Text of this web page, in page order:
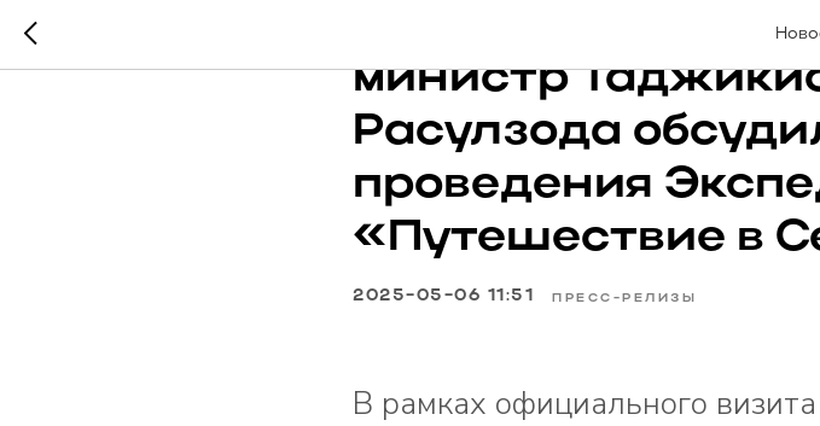
Ислам
министр
Расулзода
проведения
«Путешествие в
2025-05-06 11:51 ПРЕСС-РЕЛИЗЫ
В рамках официального